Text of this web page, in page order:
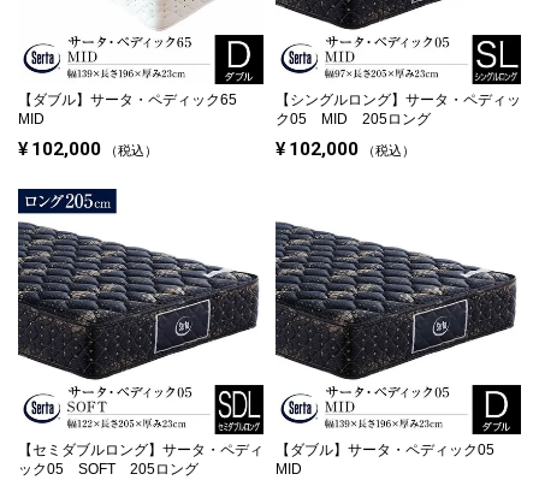
【ダブル】 サータ・ペディック65
MID
¥ 102,000 税込
【シングルロング】 サータ・ペディッ
ク05 MID 205ロング
¥ 102,000 税込
【セミダブルロング】 サータ・ペディ
ック05 SOFT 205ロング
【ダブル】 サータ・ペディック05
MID